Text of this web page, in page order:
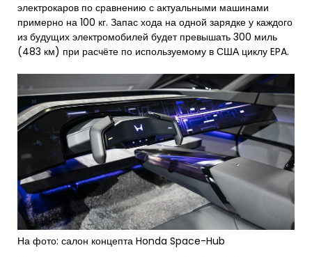
электрокаров по сравнению с актуальными машинами
примерно на 100 кг. Запас хода на одной зарядке у каждого
из будущих электромобилей будет превышать 300 миль
(483 км) при расчёте по используемому в США циклу EPA.
На фото: салон концепта Honda Space-Hub